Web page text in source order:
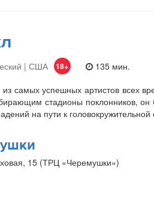
| США 18+
135 мин.
самых успешных артистов всех
стадионы поклонников,
на пути к головокружительной
15 (ТРЦ «Черемушки»)